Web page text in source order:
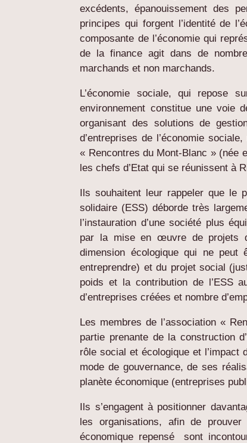
excédents, épanouissement des
principes qui forgent l’identité de
composante de l’économie qui
de la finance agit dans de
marchands et non marchands.
L’économie sociale, qui repose
environnement constitue une voie
organisant des solutions de
d’entreprises de l’économie
« Rencontres du Mont-Blanc » (née
les chefs d’Etat qui se réunissent à
Ils souhaitent leur rappeler que le
solidaire (ESS) déborde très
l’instauration d’une société plus
par la mise en œuvre de projets
dimension écologique qui ne peut
entreprendre) et du projet social
poids et la contribution de l’ESS
d’entreprises créées et nombre
Les membres de l’association «
partie prenante de la construction
rôle social et écologique et
mode de gouvernance, de ses
planète économique (entreprises
Ils s’engagent à positionner
les organisations, afin de
économique repensé sont